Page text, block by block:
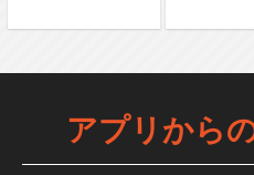
アプリから